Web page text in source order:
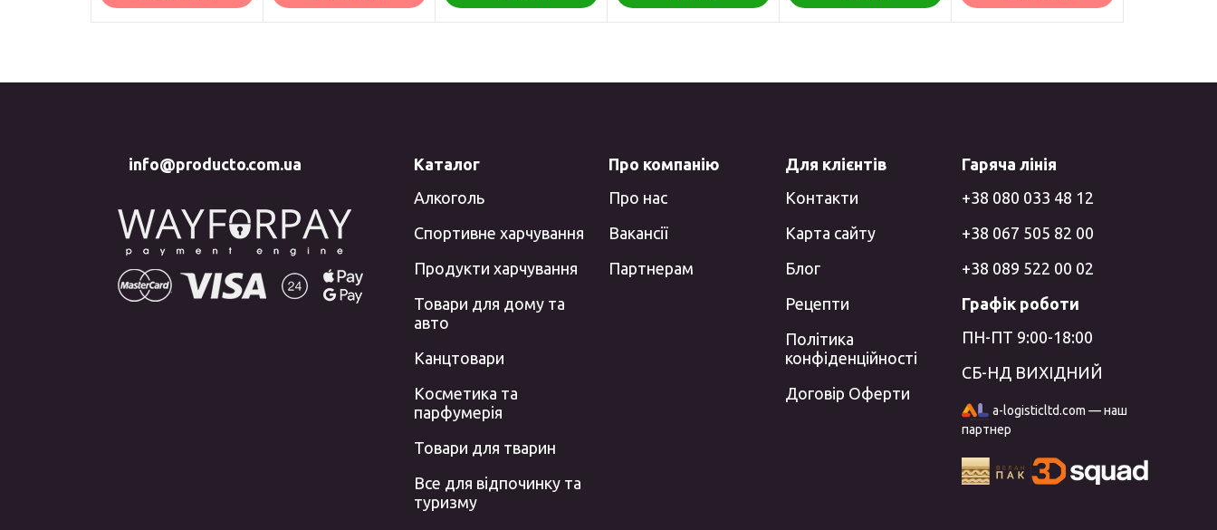
info@producto.com.ua
Каталог
Алкоголь
Спортивне харчування
Продукти харчування
Товари для дому та
авто
Канцтовари
Косметика та
парфумерія
Товари для тварин
Все для відпочинку та
туризму
Про компанію
Про нас
Вакансії
Партнерам
Для клієнтів
Контакти
Карта сайту
Блог
Рецепти
Політика
конфіденційності
Договір Оферти
Гаряча лінія
+38 080 033 48 12
+38 067 505 82 00
+38 089 522 00 02
Графік роботи
ПН-ПТ 9:00-18:00
СБ-НД ВИХІДНИЙ
a-logisticltd.com — наш
партнер